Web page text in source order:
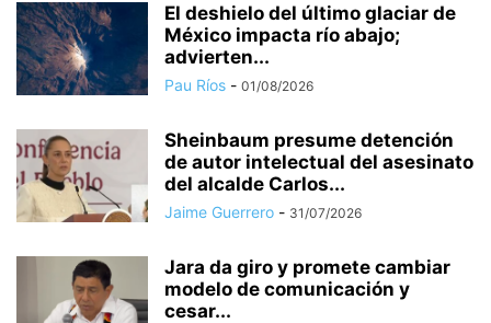
El deshielo del último glaciar de
México impacta río abajo;
advierten...
Pau Ríos - 01/08/2026
Sheinbaum presume detención
de autor intelectual del asesinato
del alcalde Carlos...
Jaime Guerrero - 31/07/2026
Jara da giro y promete cambiar
modelo de comunicación y
cesar...